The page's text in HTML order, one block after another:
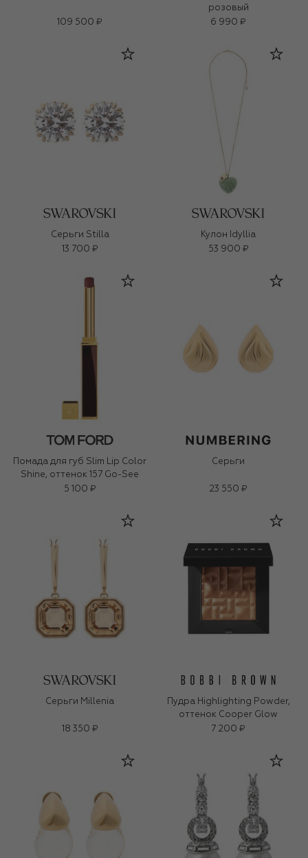
109 500 ₽
розовый
6 990 ₽
Серьги Stilla
13 700 ₽
Кулон Idyllia
53 900 ₽
Помада для губ Slim Lip Color
Shine, оттенок 157 Go-See
5 100 ₽
Серьги
23 550 ₽
Серьги Millenia
18 350 ₽
Пудра Highlighting Powder,
оттенок Cooper Glow
7 200 ₽